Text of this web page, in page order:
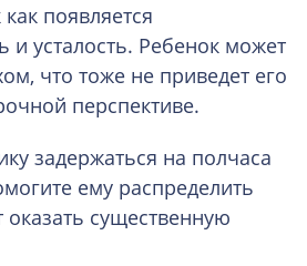
появляется
и усталость. Ребенок может
что тоже не приведет его
перспективе.
задержаться на полчаса
ему распределить
оказать существенную